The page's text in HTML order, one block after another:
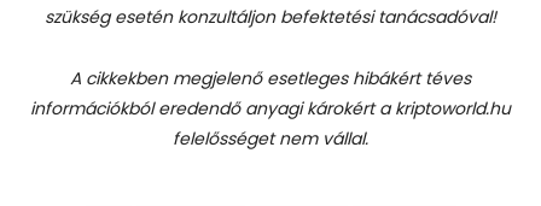
szükség esetén konzultáljon befektetési tanácsadóval!
A cikkekben megjelenő esetleges hibákért téves
információkból eredendő anyagi károkért a kriptoworld.hu
felelősséget nem vállal.